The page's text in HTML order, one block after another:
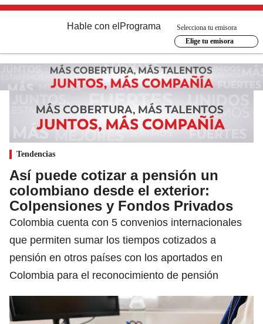
Hable con el Programa
Selecciona tu emisora
Elige tu emisora
Tendencias
Así puede cotizar a pensión un
colombiano desde el exterior:
Colpensiones y Fondos Privados
Colombia cuenta con 5 convenios internacionales
que permiten sumar los tiempos cotizados a
pensión en otros países con los aportados en
Colombia para el reconocimiento de pensión